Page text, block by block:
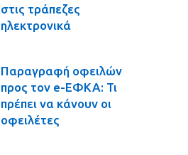
στις τράπεζες
ηλεκτρονικά
Παραγραφή οφειλών
προς τον e-ΕΦΚΑ: Τι
πρέπει να κάνουν οι
οφειλέτες